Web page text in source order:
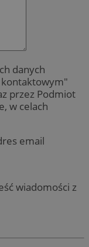
danych
przez Podmiot
w celach
email
wiadomości z